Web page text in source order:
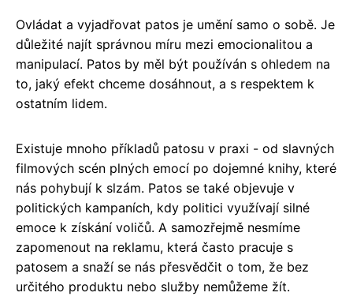
Ovládat a vyjadřovat patos je umění samo o sobě. Je
důležité najít správnou míru mezi emocionalitou a
manipulací. Patos by měl být používán s ohledem na
to, jaký efekt chceme dosáhnout, a s respektem k
ostatním lidem.
Existuje mnoho příkladů patosu v praxi - od slavných
filmových scén plných emocí po dojemné knihy, které
nás pohybují k slzám. Patos se také objevuje v
politických kampaních, kdy politici využívají silné
emoce k získání voličů. A samozřejmě nesmíme
zapomenout na reklamu, která často pracuje s
patosem a snaží se nás přesvědčit o tom, že bez
určitého produktu nebo služby nemůžeme žít.